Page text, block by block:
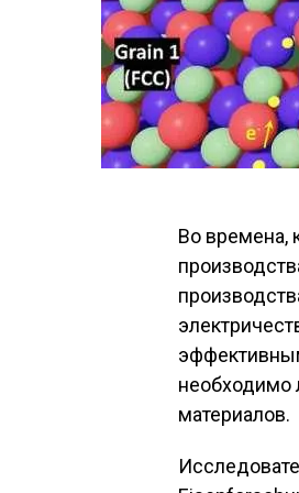
Во времена,
необходимо
материалов.